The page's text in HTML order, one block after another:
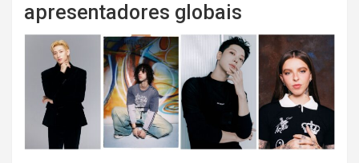
apresentadores globais